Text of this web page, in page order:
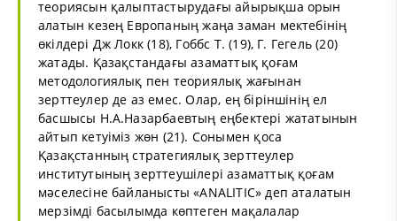
теориясын қалыптастырудағы айырықша орын
алатын кезең Европаның жаңа заман мектебінің
өкілдері Дж Локк (18), Гоббс Т. (19), Г. Гегель (20)
жатады. Қазақстандағы азаматтық қоғам
методологиялық пен теориялық жағынан
зерттеулер де аз емес. Олар, ең біріншінің ел
басшысы Н.А.Назарбаевтың еңбектері жататынын
айтып кетуіміз жөн (21). Сонымен қоса
Қазақстанның стратегиялық зерттеулер
институтының зерттеушілері азаматтық қоғам
мәселесіне байланысты «ANALITIC» деп аталатын
мерзімді басылымда көптеген мақалалар